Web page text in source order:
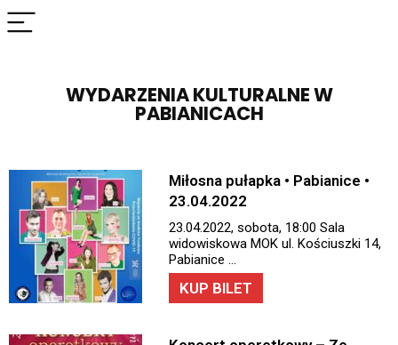
WYDARZENIA KULTURALNE W
PABIANICACH
Miłosna pułapka • Pabianice •
23.04.2022
23.04.2022, sobota, 18:00 Sala
widowiskowa MOK ul. Kościuszki 14,
Pabianice …
KUP BILET